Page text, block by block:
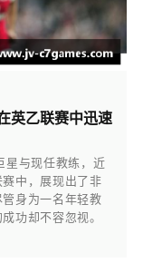
英乙联赛中迅速
星与现任教练，近
中，展现出了非
身为一名年轻教
功却不容忽视。